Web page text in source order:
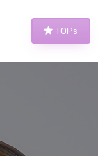
TOPs